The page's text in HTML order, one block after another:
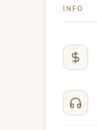
INFO